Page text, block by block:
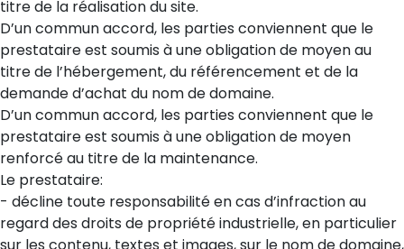
titre de la réalisation du site.
D’un commun accord, les parties conviennent que le
prestataire est soumis à une obligation de moyen au
titre de l’hébergement, du référencement et de la
demande d’achat du nom de domaine.
D’un commun accord, les parties conviennent que le
prestataire est soumis à une obligation de moyen
renforcé au titre de la maintenance.
Le prestataire:
- décline toute responsabilité en cas d’infraction au
regard des droits de propriété industrielle, en particulier